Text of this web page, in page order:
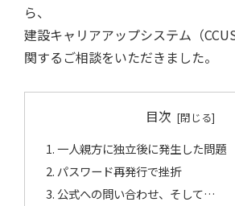
ら、
建設キャリアアップシステム（
関するご相談をいただきました。
目次
一人親方に独立後に発生した問題
パスワード再発行で挫折
公式への問い合わせ、そして…